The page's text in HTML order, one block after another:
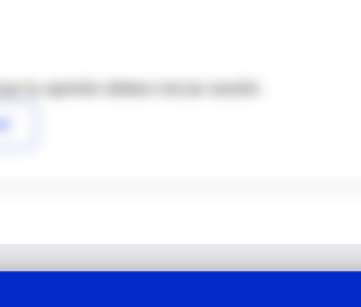
tu opinión debes iniciar sesión